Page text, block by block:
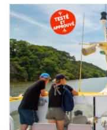
Image